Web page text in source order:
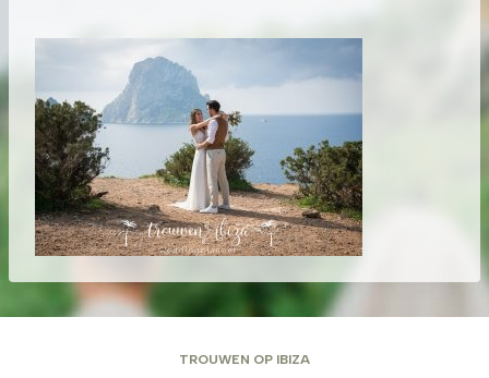
TROUWEN OP IBIZA